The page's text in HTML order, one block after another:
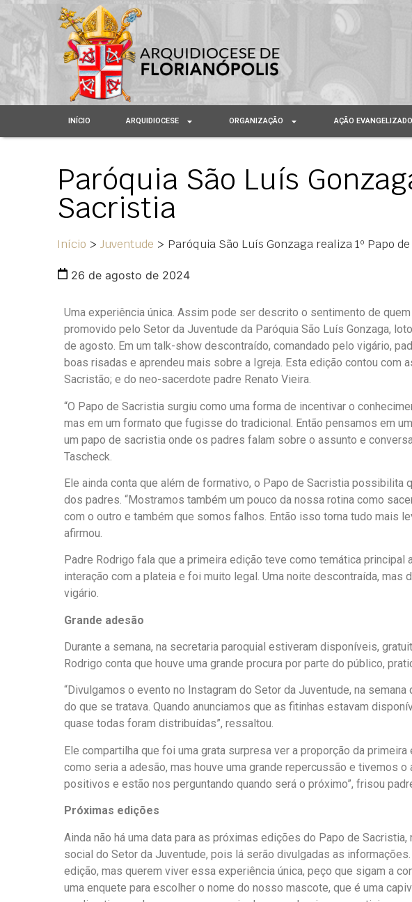
INÍCIO ARQUIDIOCESE ORGANIZAÇÃO AÇÃO
Paróquia São Luís
Sacristia
Início > Juventude > Paróquia São Luís Gonzaga realiza 1º Papo
26 de agosto de 2024
Uma experiência única. Assim pode ser descrito o sentimento de
promovido pelo Setor da Juventude da Paróquia São Luís Gonzaga,
de agosto. Em um talk-show descontraído, comandado pelo vigário,
boas risadas e aprendeu mais sobre a Igreja. Esta edição contou com
Sacristão; e do neo-sacerdote padre Renato Vieira.
“O Papo de Sacristia surgiu como uma forma de incentivar o
mas em um formato que fugisse do tradicional. Então pensamos em
um papo de sacristia onde os padres falam sobre o assunto e
Tascheck.
Ele ainda conta que além de formativo, o Papo de Sacristia possibilita
dos padres. “Mostramos também um pouco da nossa rotina como
com o outro e também que somos falhos. Então isso torna tudo mais
afirmou.
Padre Rodrigo fala que a primeira edição teve como temática principal
interação com a plateia e foi muito legal. Uma noite descontraída, mas
vigário.
Grande adesão
Durante a semana, na secretaria paroquial estiveram disponíveis,
Rodrigo conta que houve uma grande procura por parte do público,
“Divulgamos o evento no Instagram do Setor da Juventude, na
do que se tratava. Quando anunciamos que as fitinhas estavam
quase todas foram distribuídas”, ressaltou.
Ele compartilha que foi uma grata surpresa ver a proporção da
como seria a adesão, mas houve uma grande repercussão e tivemos
positivos e estão nos perguntando quando será o próximo”, frisou
Próximas edições
Ainda não há uma data para as próximas edições do Papo de
social do Setor da Juventude, pois lá serão divulgadas as
edição, mas querem viver essa experiência única, peço que sigam a
uma enquete para escolher o nome do nosso mascote, que é uma